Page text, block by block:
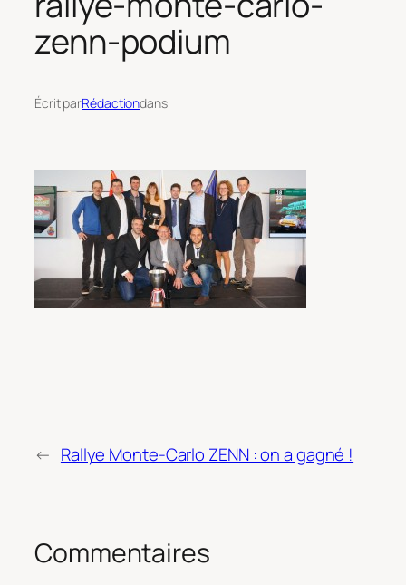
zenn-podium
Écrit parRédactiondans
← Rallye Monte-Carlo ZENN : on a gagné !
Commentaires